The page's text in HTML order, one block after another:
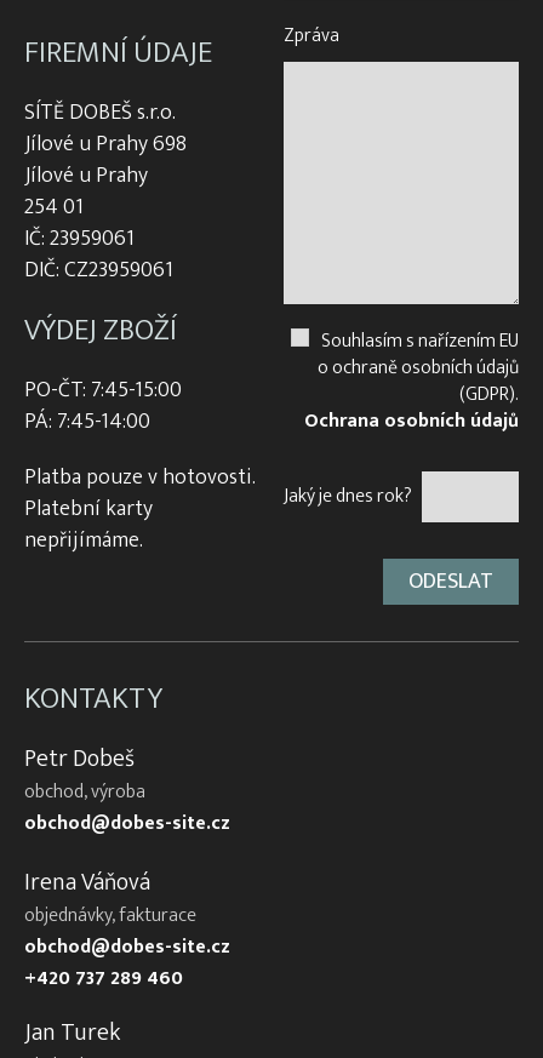
FIREMNÍ ÚDAJE
SÍTĚ DOBEŠ s.r.o.
Jílové u Prahy 698
Jílové u Prahy
254 01
IČ: 23959061
DIČ: CZ23959061
VÝDEJ ZBOŽÍ
PO-ČT: 7:45-15:00
PÁ: 7:45-14:00
Platba pouze v hotovosti.
Platební karty
nepřijímáme.
Zpráva
Souhlasím s nařízením EU
o ochraně osobních údajů
(GDPR).
Ochrana osobních údajů
Jaký je dnes rok?
KONTAKTY
Petr Dobeš
obchod, výroba
obchod@dobes-site.cz
Irena Váňová
objednávky, fakturace
obchod@dobes-site.cz
+420 737 289 460
Jan Turek